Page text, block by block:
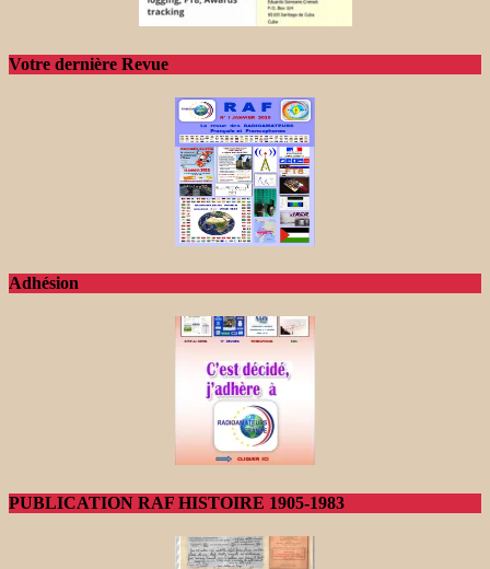
Votre dernière Revue
Adhésion
PUBLICATION RAF HISTOIRE 1905-1983